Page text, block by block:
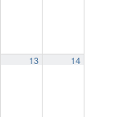
13 14